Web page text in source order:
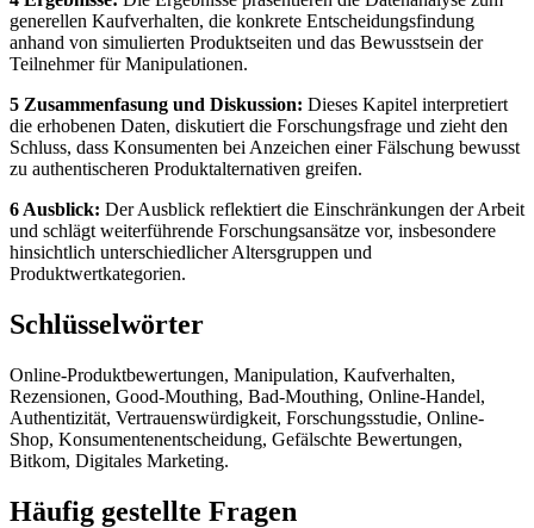
generellen Kaufverhalten, die konkrete Entscheidungsfindung
anhand von simulierten Produktseiten und das Bewusstsein der
Teilnehmer für Manipulationen.
5 Zusammenfasung und Diskussion: Dieses Kapitel interpretiert
die erhobenen Daten, diskutiert die Forschungsfrage und zieht den
Schluss, dass Konsumenten bei Anzeichen einer Fälschung bewusst
zu authentischeren Produktalternativen greifen.
6 Ausblick: Der Ausblick reflektiert die Einschränkungen der Arbeit
und schlägt weiterführende Forschungsansätze vor, insbesondere
hinsichtlich unterschiedlicher Altersgruppen und
Produktwertkategorien.
Schlüsselwörter
Online-Produktbewertungen, Manipulation, Kaufverhalten,
Rezensionen, Good-Mouthing, Bad-Mouthing, Online-Handel,
Authentizität, Vertrauenswürdigkeit, Forschungsstudie, Online-
Shop, Konsumentenentscheidung, Gefälschte Bewertungen,
Bitkom, Digitales Marketing.
Häufig gestellte Fragen